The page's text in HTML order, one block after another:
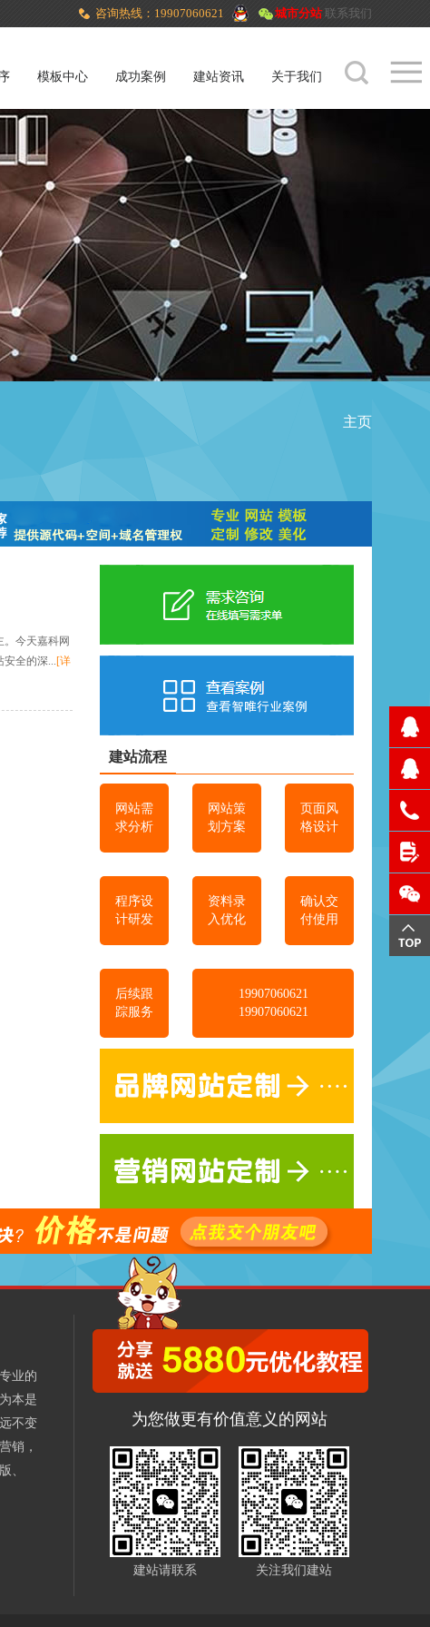
咨询热线：19907060621 城市分站 联系我们
模板中心 成功案例 建站资讯 关于我们
主页
今天嘉科网
安全的深...[详
建站流程
网站需
求分析
网站策
划方案
页面风
格设计
程序设
计研发
资料录
入优化
确认交
付使用
后续跟
踪服务
19907060621
19907060621
业的
本是
不变
销，
、
为您做更有价值意义的网站
建站请联系 关注我们建站